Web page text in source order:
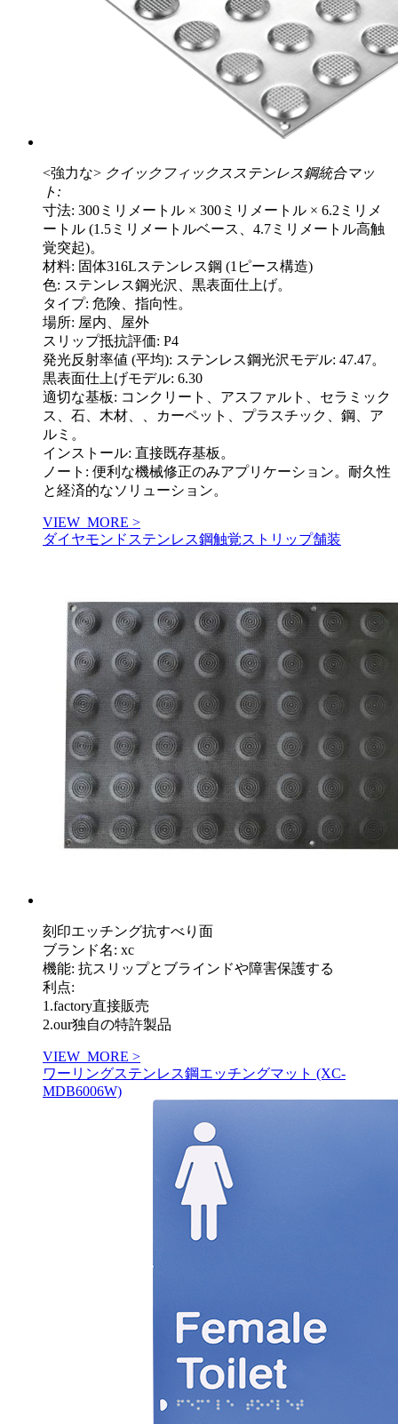
<強力な> クイックフィックスステンレス鋼統合マッ
ト:
寸法: 300ミリメートル × 300ミリメートル × 6.2ミリメ
ートル (1.5ミリメートルベース、4.7ミリメートル高触
覚突起)。
材料: 固体316Lステンレス鋼 (1ピース構造)
色: ステンレス鋼光沢、黒表面仕上げ。
タイプ: 危険、指向性。
場所: 屋内、屋外
スリップ抵抗評価: P4
発光反射率値 (平均): ステンレス鋼光沢モデル: 47.47。
黒表面仕上げモデル: 6.30
適切な基板: コンクリート、アスファルト、セラミック
ス、石、木材、、カーペット、プラスチック、鋼、ア
ルミ。
インストール: 直接既存基板。
ノート: 便利な機械修正のみアプリケーション。耐久性
と経済的なソリューション。
VIEW_MORE >
ダイヤモンドステンレス鋼触覚ストリップ舗装
刻印エッチング抗すべり面
ブランド名: xc
機能: 抗スリップとブラインドや障害保護する
利点:
1.factory直接販売
2.our独自の特許製品
VIEW_MORE >
ワーリングステンレス鋼エッチングマット (XC-
MDB6006W)